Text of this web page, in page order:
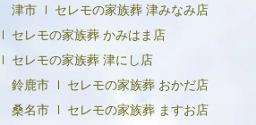
津市
セレモの家族葬 津みなみ店
セレモの家族葬 かみはま店
セレモの家族葬 津にし店
鈴鹿市
セレモの家族葬 おかだ店
桑名市
セレモの家族葬 ますお店